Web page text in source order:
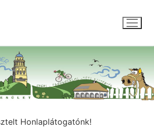
Honlaplátogatónk!